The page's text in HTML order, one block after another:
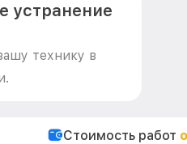
устранение
технику в
Стоимость работ